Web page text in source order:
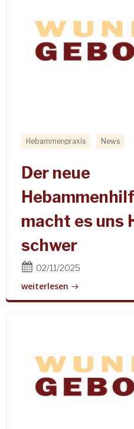
Hebammenpraxis News
Der neue
macht es uns
schwer
02/11/2025
weiterlesen